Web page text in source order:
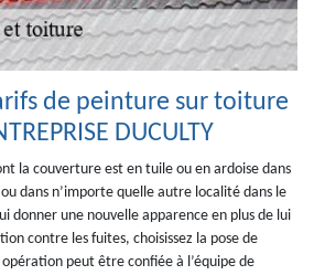
de peinture sur toiture
DUCULTY
la couverture est en tuile ou en ardoise dans
dans n’importe quelle autre localité dans le
donner une nouvelle apparence en plus de lui
contre les fuites, choisissez la pose de
peut être confiée à l’équipe de